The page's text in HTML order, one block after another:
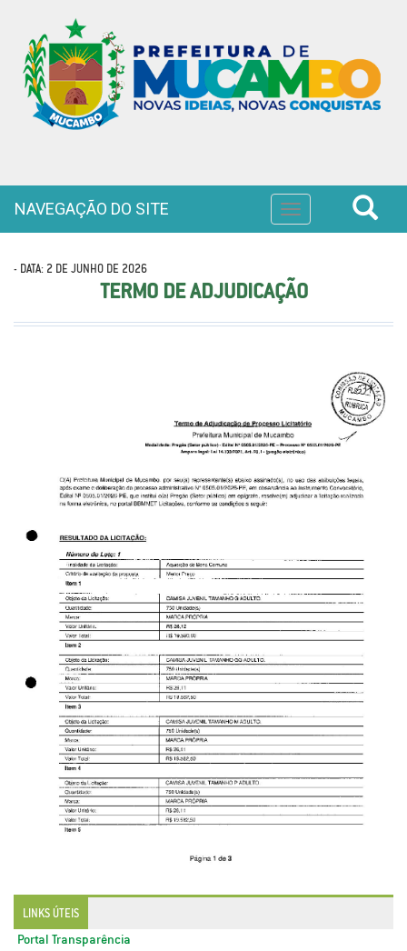
Toggle
navigation
NAVEGAÇÃO DO SITE
- DATA: 2 DE JUNHO DE 2026
TERMO DE ADJUDICAÇÃO
LINKS ÚTEIS
Portal Transparência